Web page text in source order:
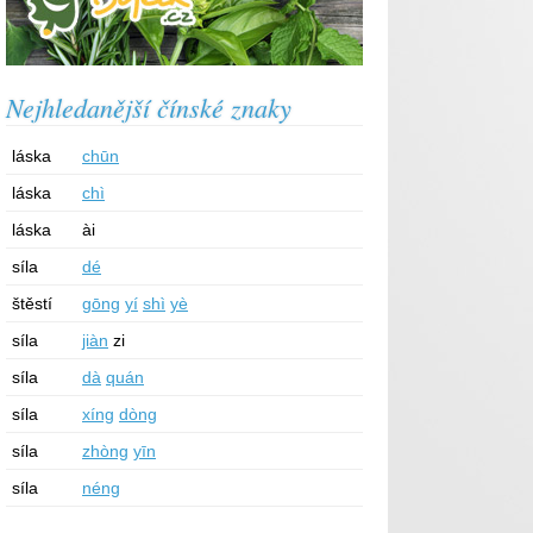
Nejhledanější čínské znaky
láska
chūn
láska
chì
láska
ài
síla
dé
štěstí
gōng yí shì yè
síla
jiàn zi
síla
dà quán
síla
xíng dòng
síla
zhòng yīn
síla
néng